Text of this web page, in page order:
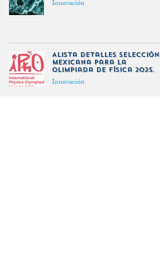
Innovación
Alista detalles selección
mexicana para la
Olimpiada de Física 2025.
Innovación